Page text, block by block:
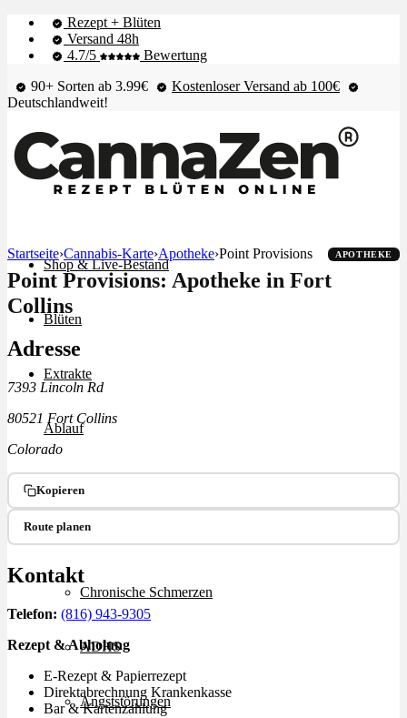
Rezept + Blüten
Versand 48h
4.7/5
Bewertung
90+ Sorten ab 3.99€
Kostenloser Versand ab 100€
Deutschlandweit!
Shop & Live-Bestand
Blüten
Extrakte
Ablauf
Therapien
Chronische Schmerzen
ADHS
Angststörungen
Startseite›Cannabis-Karte›Apotheke›Point Provisions APOTHEKE
Point Provisions: Apotheke in Fort
Collins
Adresse
7393 Lincoln Rd
80521 Fort Collins
Colorado
Kopieren
Route planen
Kontakt
Telefon: (816) 943-9305
Rezept & Abholung
E-Rezept & Papierrezept
Direktabrechnung Krankenkasse
Bar & Kartenzahlung